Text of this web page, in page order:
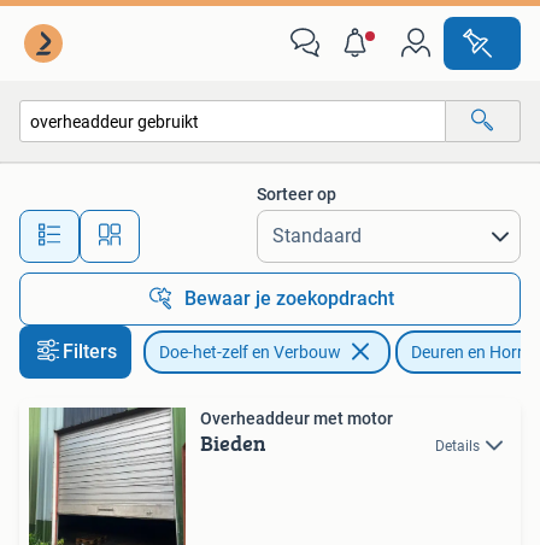
Alle afstanden…
Sorteer op
Bewaar je zoekopdracht
Filters Doe-het-zelf en Verbouw Deuren en Horren
Overheaddeur met motor
Bieden Details